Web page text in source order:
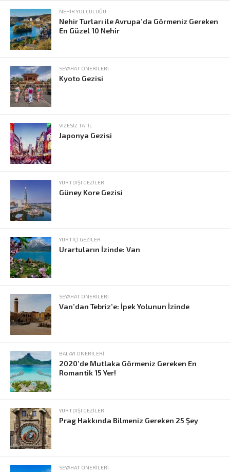
NEHIR YOLCULUĞU
Nehir Turları ile Avrupa’da Görmeniz Gereken
En Güzel 10 Nehir
SEYAHAT ÖNERILERI
Kyoto Gezisi
VIZESIZ TATIL
Japonya Gezisi
YURTDIŞI GEZILER
Güney Kore Gezisi
YURTIÇI GEZILER
Urartuların İzinde: Van
SEYAHAT ÖNERILERI
Van’dan Tebriz’e: İpek Yolunun İzinde
BALAYI ÖNERILERI
2020’de Mutlaka Görmeniz Gereken En
Romantik 15 Yer!
YURTDIŞI GEZILER
Prag Hakkında Bilmeniz Gereken 25 Şey
SEYAHAT ÖNERILERI